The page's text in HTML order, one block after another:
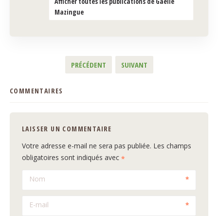
Mazingue
PRÉCÉDENT SUIVANT
COMMENTAIRES
LAISSER UN COMMENTAIRE
Votre adresse e-mail ne sera pas publiée. Les champs
obligatoires sont indiqués avec
Nom
E-mail